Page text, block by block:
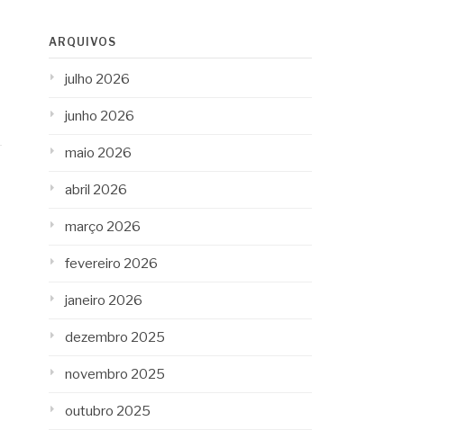
ARQUIVOS
julho 2026
junho 2026
maio 2026
abril 2026
março 2026
fevereiro 2026
janeiro 2026
dezembro 2025
novembro 2025
outubro 2025